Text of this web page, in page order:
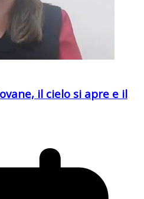
il cielo si apre e il